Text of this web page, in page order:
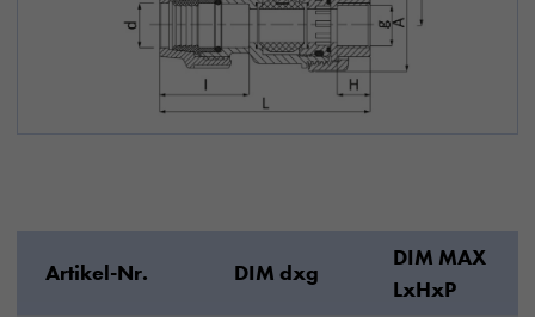
Artikel-Nr. DIM dxg
DIM MAX
LxHxP